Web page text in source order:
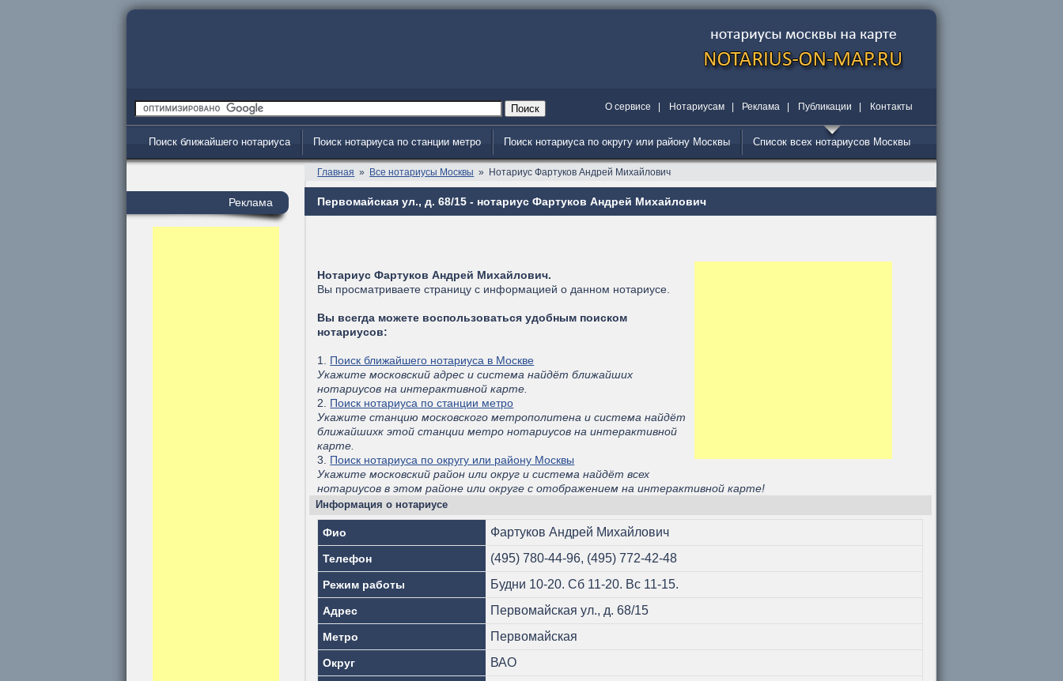
О сервисе Нотариусам| Реклама Публикации Контакты
Поиск ближайшего нотариуса Поиск нотариуса по станции метро Поиск нотариуса по округу или району Москвы Список всех нотариусов Москвы
Реклама
Главная Все нотариусы Москвы Нотариус Фартуков Андрей Михайлович
Первомайская ул., д. 68/15 - нотариус Фартуков Андрей Михайлович
Нотариус Фартуков Андрей Михайлович.
Вы просматриваете страницу с информацией о данном нотариусе.
Вы всегда можете воспользоваться удобным поиском
нотариусов:
1. Поиск ближайшего нотариуса в Москве
Укажите московский адрес и система найдёт ближайших
нотариусов на интерактивной карте.
2. Поиск нотариуса по станции метро
Укажите станцию московского метрополитена и система найдёт
ближайшихк этой станции метро нотариусов на интерактивной
карте.
3. Поиск нотариуса по округу или району Москвы
Укажите московский район или округ и система найдёт всех
нотариусов в этом районе или округе с отображением на интерактивной карте!
Информация о нотариусе
Фио Фартуков Андрей Михайлович
Телефон (495) 780-44-96, (495) 772-42-48
Режим работы Будни 10-20. Сб 11-20. Вс 11-15.
Адрес Первомайская ул., д. 68/15
Метро Первомайская
Округ ВАО